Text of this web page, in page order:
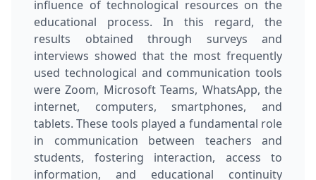
influence of technological resources on the
educational process. In this regard, the
results obtained through surveys and
interviews showed that the most frequently
used technological and communication tools
were Zoom, Microsoft Teams, WhatsApp, the
internet, computers, smartphones, and
tablets. These tools played a fundamental role
in communication between teachers and
students, fostering interaction, access to
information, and educational continuity